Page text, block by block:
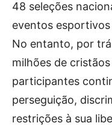
48 seleções
eventos
No entanto, por
milhões de
participantes
perseguição,
restrições à sua